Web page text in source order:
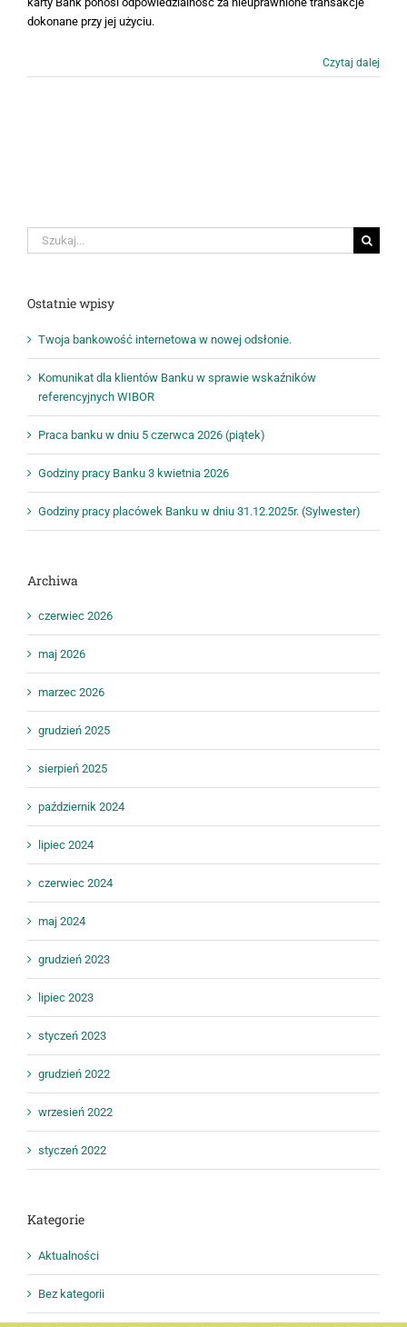
dokonane przy jej użyciu.
Czytaj dalej
Szukaj
Ostatnie wpisy
Twoja bankowość internetowa w nowej odsłonie.
Komunikat dla klientów Banku w sprawie wskaźników
referencyjnych WIBOR
Praca banku w dniu 5 czerwca 2026 (piątek)
Godziny pracy Banku 3 kwietnia 2026
Godziny pracy placówek Banku w dniu 31.12.2025r. (Sylwester)
Archiwa
czerwiec 2026
maj 2026
marzec 2026
grudzień 2025
sierpień 2025
październik 2024
lipiec 2024
czerwiec 2024
maj 2024
grudzień 2023
lipiec 2023
styczeń 2023
grudzień 2022
wrzesień 2022
styczeń 2022
Kategorie
Aktualności
Bez kategorii